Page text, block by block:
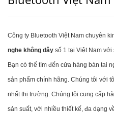
Công ty Bluetooth Việt Nam chuyên
nghe không dây số 1 tại Việt Nam
Bạn có thể tìm đến cửa hàng bán tai
sản phẩm chính hãng. Chúng tôi với
nhất thị trường. Chúng tôi cung cấp
sản suất, với nhiều thiết kế, đa dạng